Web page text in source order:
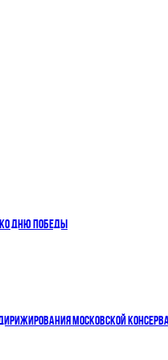
ДНЮ ПОБЕДЫ
МОСКОВСКОЙ